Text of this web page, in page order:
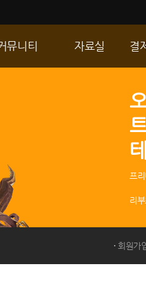
프
리
회원가
뮤니티
GM노트
자료실 결
마